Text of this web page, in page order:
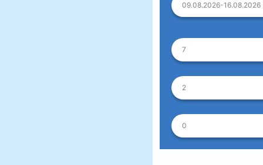
09.08.2026-16.08.2026
7
2
0